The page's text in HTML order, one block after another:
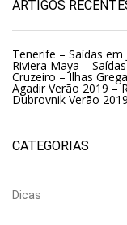
ARTIGOS
Tenerife – Saídas em
Riviera Maya –
Cruzeiro – Ilhas
Agadir Verão 2019 –
Dubrovnik Verão
CATEGORIAS
Dicas